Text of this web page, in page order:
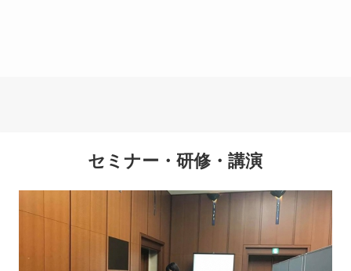
セミナー・研修・講演